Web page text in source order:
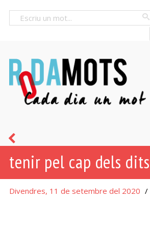
tenir pel cap dels dits
Divendres, 11 de setembre del 2020 /
cap
de
casa